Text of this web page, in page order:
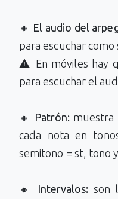
🔸 El audio del
para escuchar como
⚠️ En móviles hay
para escuchar el
🔸 Patrón:muestra
cada nota en
semitono = st, tono
🔸 Intervalos: son